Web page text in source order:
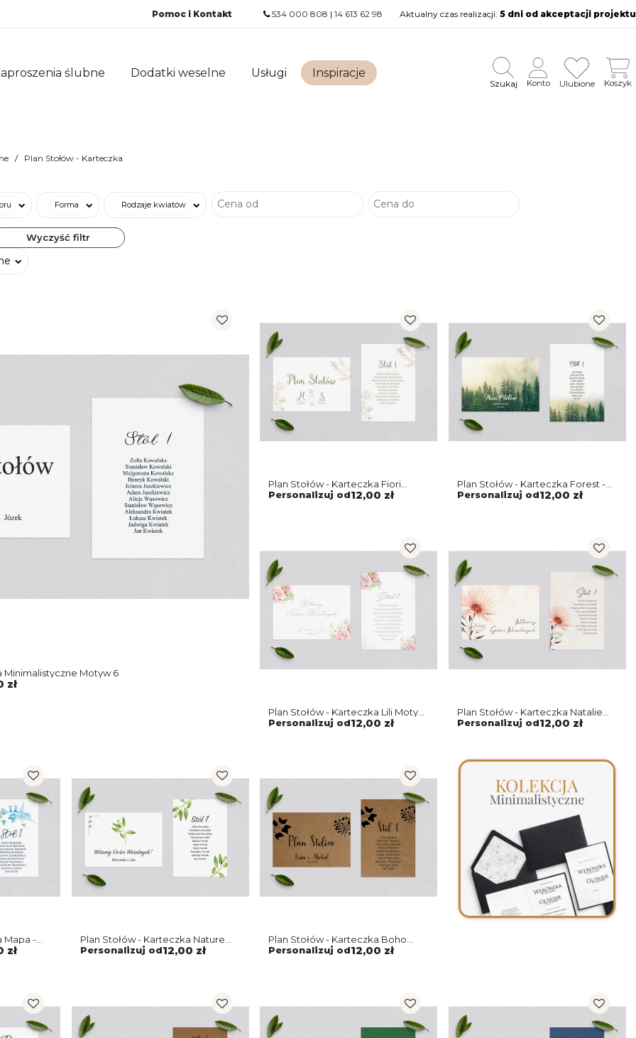
Pomoc i Kontakt 534 000 808 | 14 613 62 98 Aktualny czas realizacji: 5 dni od akceptacji projektu
ślubne Dodatki weselne Usługi Inspiracje
Szukaj Konto Ulubione Koszyk
Plan Stołów - Karteczka
Forma Rodzaje kwiatów
Wyczyść filtr
Minimalistyczne Motyw 6
zł
Plan Stołów - Karteczka Fiori
Motyw 2
Personalizuj od12,00 zł
Plan Stołów - Karteczka Forest -
Motyw 1
Personalizuj od12,00 zł
Plan Stołów - Karteczka Lili Motyw
3
Personalizuj od12,00 zł
Plan Stołów - Karteczka Natalie
Motyw 1
Personalizuj od12,00 zł
Mapa -
zł
Plan Stołów - Karteczka Nature
Motyw 2
Personalizuj od12,00 zł
Plan Stołów - Karteczka Boho
Motyw 3
Personalizuj od12,00 zł